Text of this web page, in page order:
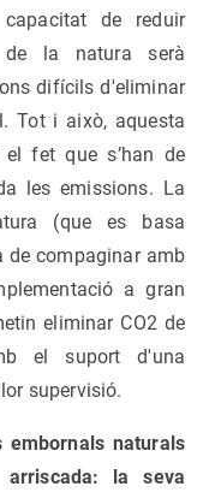
de reduir
de la natura serà
difícils d'eliminar
Tot i això, aquesta
fet que s’han de
les emissions. La
(que es basa
de compaginar amb
a gran
eliminar CO2 de
el suport d'una
supervisió.
embornals naturals
la seva